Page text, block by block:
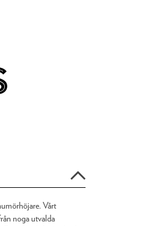
Vårt
noga utvalda